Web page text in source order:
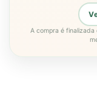
A compra é finalizada